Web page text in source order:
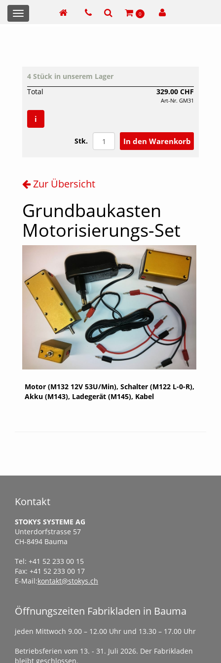
0
Toggle
navigation
4 Stück in unserem Lager
Total
329.00 CHF
Art-Nr. GM31
Stk.
i
Zur Übersicht
Grundbaukasten
Motorisierungs-Set
Motor (M132 12V 53U/Min), Schalter (M122 L-0-R),
Akku (M143), Ladegerät (M145), Kabel
Kontakt
STOKYS SYSTEME AG
Unterdorfstrasse 57
CH-8494 Bauma
Tel: +41 52 233 00 15
Fax: +41 52 233 00 17
E-Mail:kontakt@stokys.ch
Öffnungszeiten Fabrikladen in Bauma
jeden Mittwoch 9.00 – 12.00 Uhr und 13.30 – 17.00 Uhr
Betriebsferien vom 13. - 31. Juli 2026. Der Fabrikladen
bleibt geschlossen.